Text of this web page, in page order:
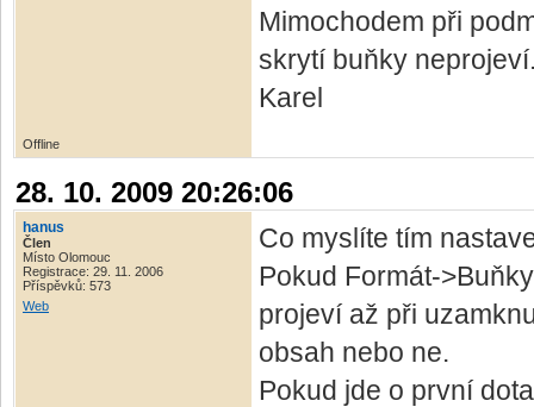
Mimochodem při
skrytí buňky
Karel
Offline
28. 10. 2009 20:26:06
hanus
Člen
Místo Olomouc
Registrace: 29. 11. 2006
Příspěvků: 573
Web
Co myslíte tím
Pokud Formát-
projeví až při
obsah nebo ne.
Pokud jde o první